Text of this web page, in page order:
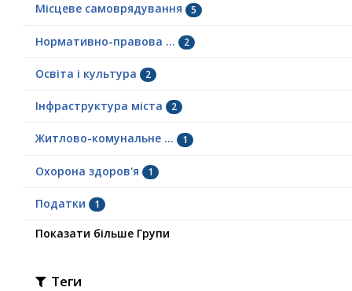
Місцеве самоврядування 5
Нормативно-правова ... 2
Освіта і культура 2
Інфраструктура міста 2
Житлово-комунальне ... 1
Охорона здоров'я 1
Податки 1
Показати більше Групи
Теги